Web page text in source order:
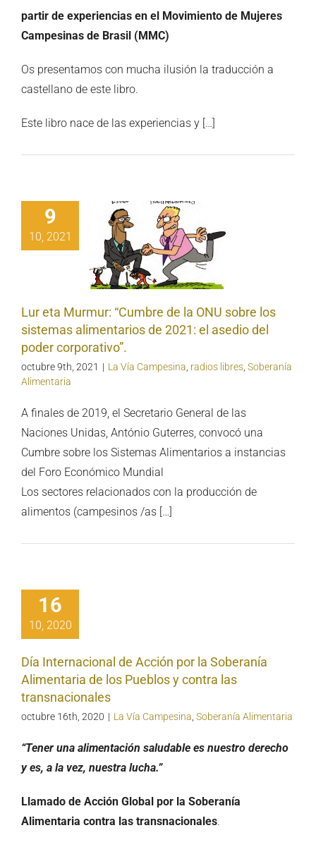
partir de experiencias en el Movimiento de Mujeres
Campesinas de Brasil (MMC)
Os presentamos con mucha ilusión la traducción a
castellano de este libro.
Este libro nace de las experiencias y […]
9
10, 2021
Murmur:
de la ONU
sistemas
Lur eta Murmur: “Cumbre de la ONU sobre los
sistemas alimentarios de 2021: el asedio del
poder corporativo”.
octubre 9th, 2021 | La Vía Campesina radios libres Soberanía
Alimentaria
A finales de 2019, el Secretario General de las
Naciones Unidas, António Guterres, convocó una
Cumbre sobre los Sistemas Alimentarios a instancias
del Foro Económico Mundial
Los sectores relacionados con la producción de
alimentos (campesinos /as […]
16
10, 2020
Día Internacional de Acción por la Soberanía
Alimentaria de los Pueblos y contra las
transnacionales
octubre 16th, 2020 | La Vía Campesina Soberanía Alimentaria
“Tener una alimentación saludable es nuestro derecho
y es, a la vez, nuestra lucha.”
Llamado de Acción Global por la Soberanía
Alimentaria contra las transnacionales.